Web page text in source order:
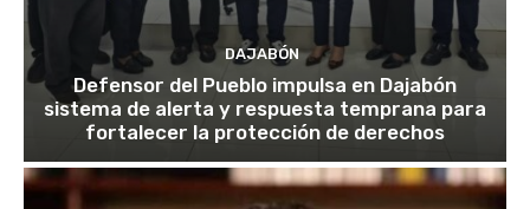
DAJABÓN
Defensor del Pueblo impulsa en Dajabón
sistema de alerta y respuesta temprana para
fortalecer la protección de derechos